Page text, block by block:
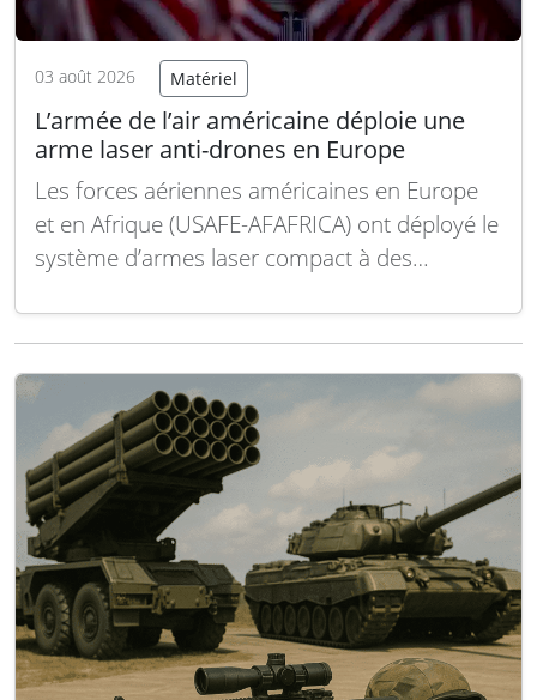
03 août 2026 Matériel
L’armée de l’air américaine déploie une
arme laser anti-drones en Europe
Les forces aériennes américaines en Europe
et en Afrique (USAFE-AFAFRICA) ont déployé le
système d’armes laser compact à des
l’Europe. Cette installation s’inscrit dans le
les menaces drones au sein des bases
américaines et alliées. Bien que les détails…
Lire la suite